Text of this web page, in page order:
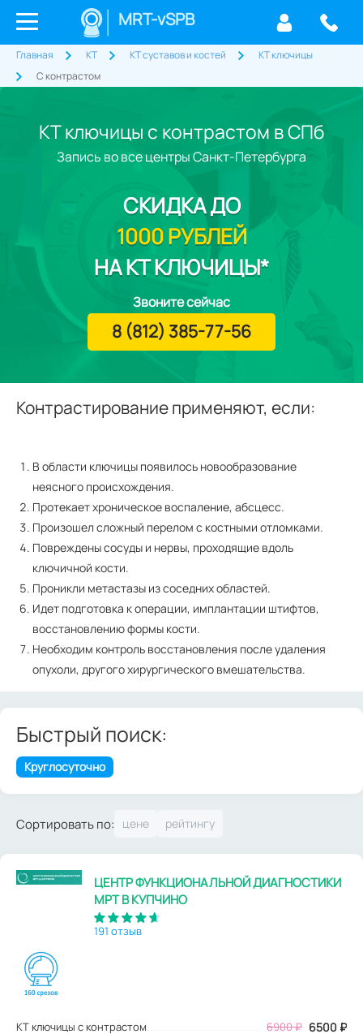
MRT-vSPB
Главная КТ КТ суставов и костей
КТ ключицы
С контрастом
КТ ключицы с контрастом в СПб
Контрастирование применяют, если:
В области ключицы появилось новообразование
неясного происхождения.
Протекает хроническое воспаление, абсцесс.
Произошел сложный перелом с костными отломками.
Повреждены сосуды и нервы, проходящие вдоль
ключичной кости.
Проникли метастазы из соседних областей.
Идет подготовка к операции, имплантации штифтов,
восстановлению формы кости.
Необходим контроль восстановления после удаления
опухоли, другого хирургического вмешательства.
Запись во все центры Санкт-Петербурга
СКИДКАДО
1000 РУБЛЕЙ
НА КТ КЛЮЧИЦЫ*
Звоните сейчас
8 (812) 385-77-56
Быстрый поиск:
Круглосуточно
Сортировать по:
ЦЕНТР ФУНКЦИОНАЛЬНОЙ ДИАГНОСТИКИ
МРТ В КУПЧИНО
191 отзыв
КТ ключицы с контрастом 6900₽ 6500 ₽